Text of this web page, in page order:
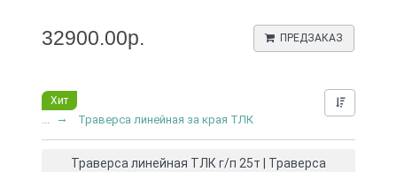
32900.00р. ПРЕДЗАКАЗ
Хит
Траверса линейная за края ТЛК
Траверса линейная ТЛК г/п 25т | Траверса